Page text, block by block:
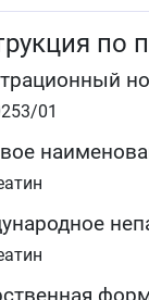
по
01